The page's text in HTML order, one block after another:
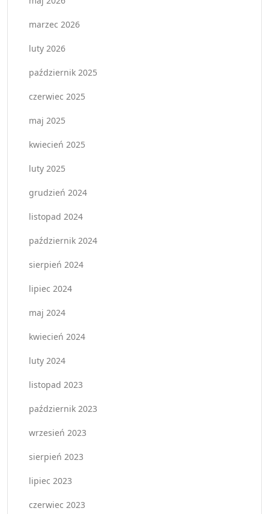
marzec 2026
luty 2026
październik 2025
czerwiec 2025
maj 2025
kwiecień 2025
luty 2025
grudzień 2024
listopad 2024
październik 2024
sierpień 2024
lipiec 2024
maj 2024
kwiecień 2024
luty 2024
listopad 2023
październik 2023
wrzesień 2023
sierpień 2023
lipiec 2023
czerwiec 2023